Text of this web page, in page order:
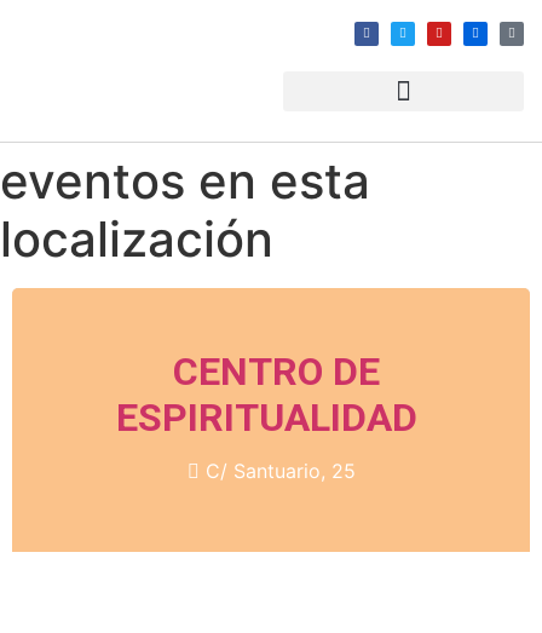
eventos en esta
localización
CENTRO DE
ESPIRITUALIDAD
C/ Santuario, 25